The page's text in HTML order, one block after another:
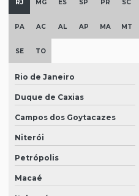
RJ MG ES SP PR SC
PA AC AL AP MA MT
SE TO
Rio de Janeiro
Duque de Caxias
Campos dos Goytacazes
Niterói
Petrópolis
Macaé